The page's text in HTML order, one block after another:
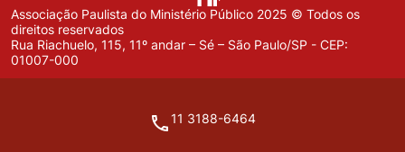
Associação Paulista do Ministério Público 2025 © Todos os
direitos reservados
Rua Riachuelo, 115, 11º andar – Sé – São Paulo/SP - CEP:
01007-000
11 3188-6464